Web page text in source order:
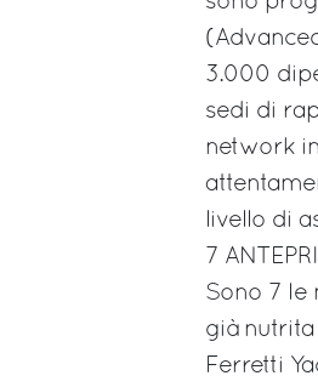
3.000
sedi di
network
livello di
7
Sono 7 le
già
Ferretti